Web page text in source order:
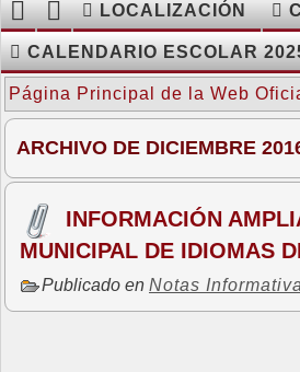
LOCALIZACIÓN
CALENDARIO ESCOLAR
Página Principal de la Web
ARCHIVO DE DICIEMBRE
INFORMACIÓN
MUNICIPAL DE IDIOMAS
Publicado en Notas